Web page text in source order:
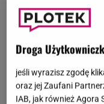
kontrowersyjnego
emitowano na
emisji formatu
gdzie kontynuuje
luksusowego
rodzinnego
Droga
jeśli wyrazisz zgodę
oraz jej Zaufani
IAB, jak również Agora